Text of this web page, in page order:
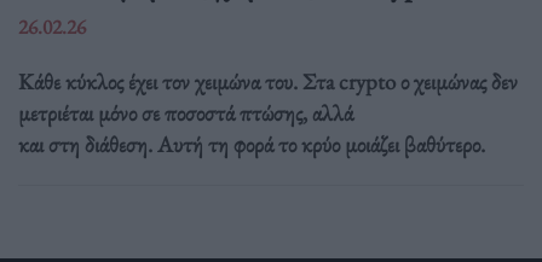
26.02.26
Κάθε κύκλος έχει τον χειμώνα του. Στa crypto ο χειμώνας δεν
μετριέται μόνο σε ποσοστά πτώσης, αλλά
και στη διάθεση. Αυτή τη φορά το κρύο μοιάζει βαθύτερο.